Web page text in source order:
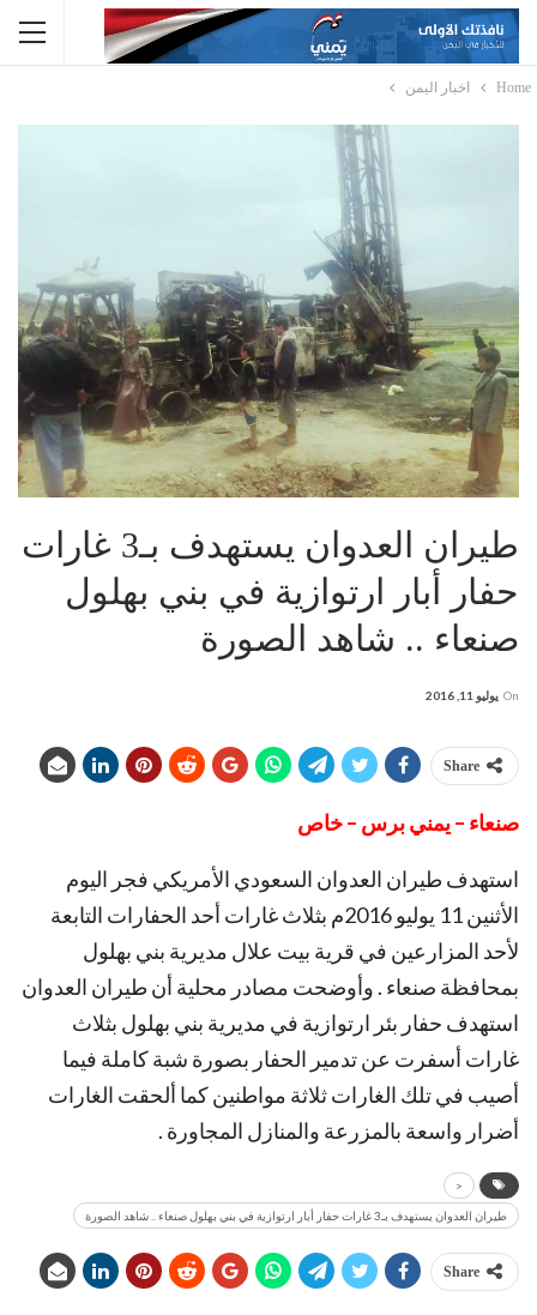
Home اخبار اليمن
طيران العدوان يستهدف بـ3 غارات
حفار أبار ارتوازية في بني بهلول
صنعاء .. شاهد الصورة
On يوليو 11, 2016
Share
صنعاء – يمني برس – خاص
استهدف طيران العدوان السعودي الأمريكي فجر اليوم
الأثنين 11 يوليو 2016م بثلاث غارات أحد الحفارات التابعة
لأحد المزارعين في قرية بيت علال مديرية بني بهلول
بمحافظة صنعاء . وأوضحت مصادر محلية أن طيران العدوان
استهدف حفار بئر ارتوازية في مديرية بني بهلول بثلاث
غارات أسفرت عن تدمير الحفار بصورة شبة كاملة فيما
أصيب في تلك الغارات ثلاثة مواطنين كما ألحقت الغارات
أضرار واسعة بالمزرعة والمنازل المجاورة .
<
طيران العدوان يستهدف بـ3 غارات حفار أبار ارتوازية في بني بهلول صنعاء .. شاهد الصورة
Share